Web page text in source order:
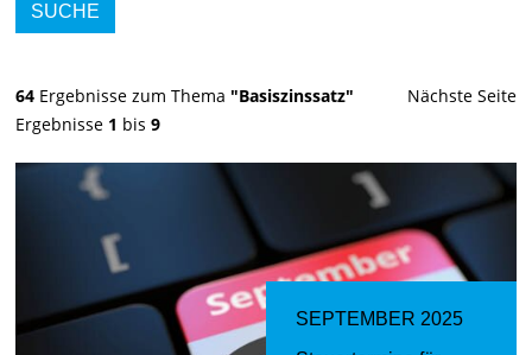
SUCHE
64 Ergebnisse zum Thema "Basiszinssatz"
Ergebnisse 1 bis 9
Nächste Seite
SEPTEMBER 2025